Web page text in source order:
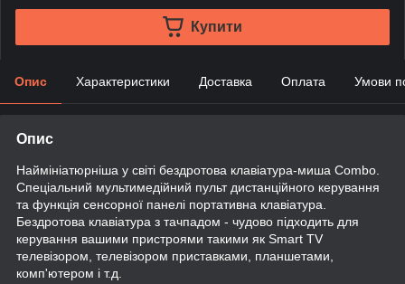
Купити
Опис Характеристики Доставка Оплата Умови
Опис
Наймініатюрніша у світі бездротова клавіатура-миша Combo.
Спеціальний мультимедійний пульт дистанційного керування
та функція сенсорної панелі портативна клавіатура.
Бездротова клавіатура з тачпадом - чудово підходить для
керування вашими пристроями такими як Smart TV
телевізором, телевізором приставками, планшетами,
комп'ютером і т.д.